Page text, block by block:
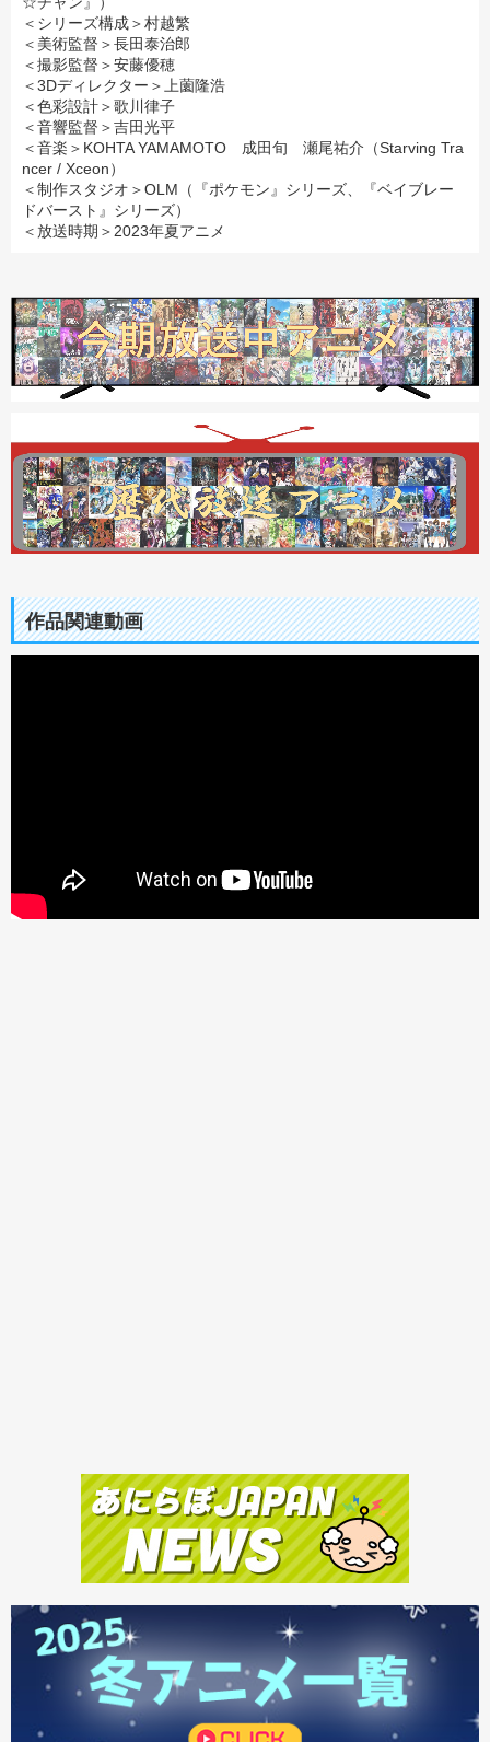
＜シリーズ構成＞村越繁
＜美術監督＞長田泰治郎
＜撮影監督＞安藤優穂
＜3Dディレクター＞上薗隆浩
＜色彩設計＞歌川律子
＜音響監督＞吉田光平
＜音楽＞KOHTA YAMAMOTO 成田旬 瀬尾祐介（Starving Tra
ncer / Xceon）
＜制作スタジオ＞OLM（『ポケモン』シリーズ、『ベイブレー
ドバースト』シリーズ）
＜放送時期＞2023年夏アニメ
作品関連動画